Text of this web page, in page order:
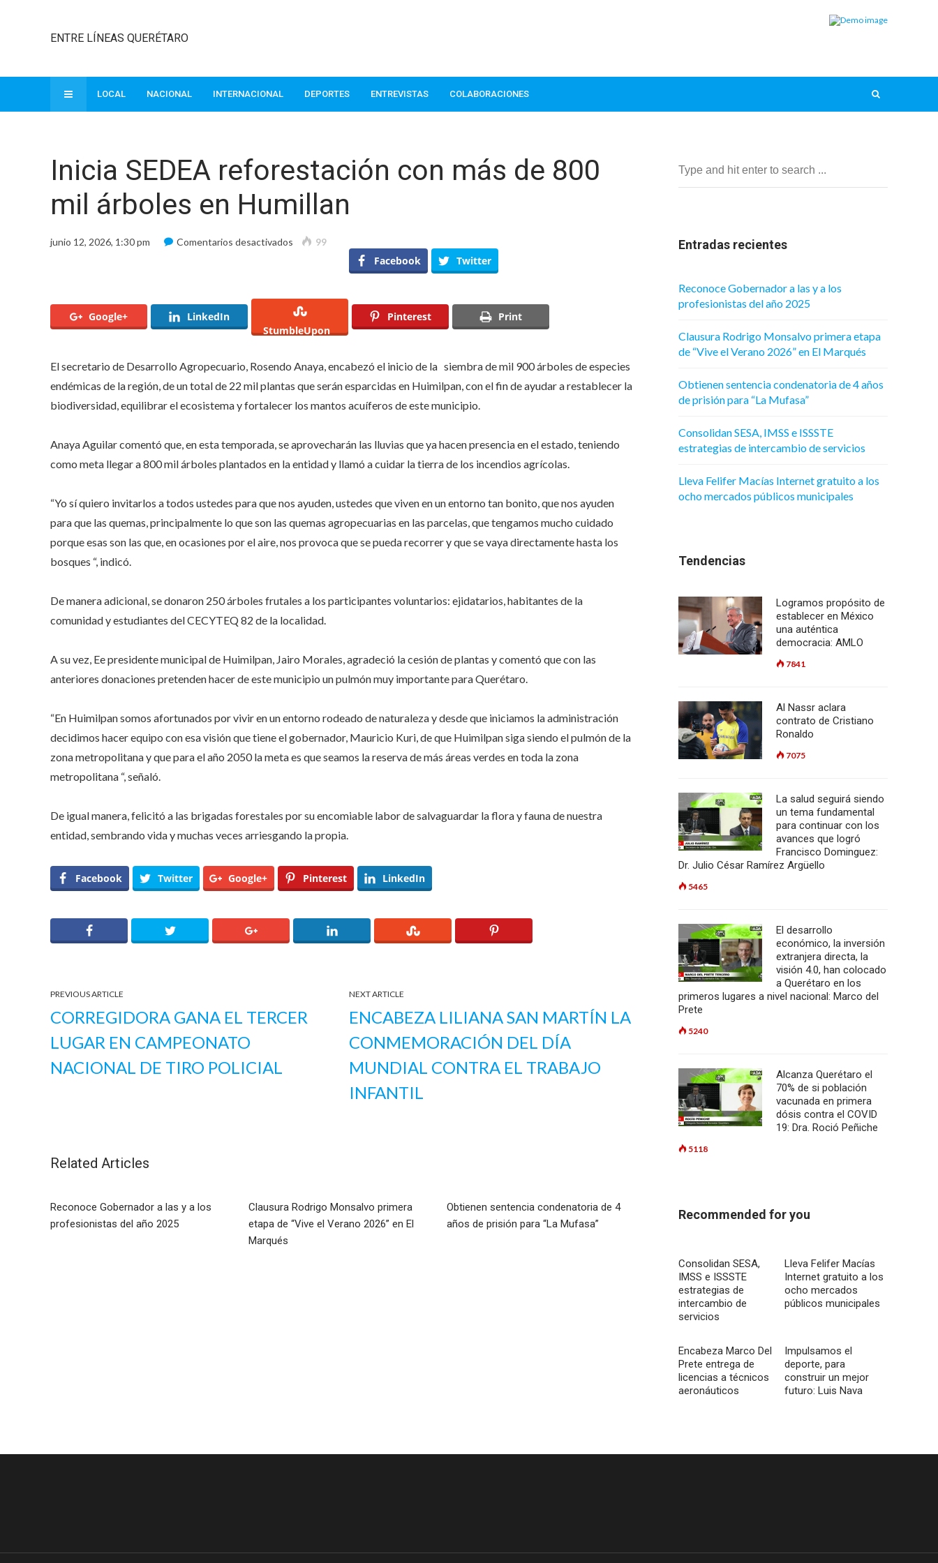
ENTRE LÍNEAS QUERÉTARO
LOCAL NACIONAL INTERNACIONAL DEPORTES ENTREVISTAS COLABORACIONES
Inicia SEDEA reforestación con más de 800
mil árboles en Humillan
junio 12, 2026, 1:30 pm Comentarios desactivados en
reforestación
más
de
800
mil
Humillan
99
Facebook Twitter
Google+
LinkedIn
StumbleUpon
Pinterest Print
El secretario de Desarrollo Agropecuario, Rosendo Anaya, encabezó el inicio de la siembra de mil 900 árboles de especies
endémicas de la región, de un total de 22 mil plantas que serán esparcidas en Huimilpan, con el fin de ayudar a restablecer la
biodiversidad, equilibrar el ecosistema y fortalecer los mantos acuíferos de este municipio.
Anaya Aguilar comentó que, en esta temporada, se aprovecharán las lluvias que ya hacen presencia en el estado, teniendo
como meta llegar a 800 mil árboles plantados en la entidad y llamó a cuidar la tierra de los incendios agrícolas.
“Yo sí quiero invitarlos a todos ustedes para que nos ayuden, ustedes que viven en un entorno tan bonito, que nos ayuden
para que las quemas, principalmente lo que son las quemas agropecuarias en las parcelas, que tengamos mucho cuidado
porque esas son las que, en ocasiones por el aire, nos provoca que se pueda recorrer y que se vaya directamente hasta los
bosques “, indicó.
De manera adicional, se donaron 250 árboles frutales a los participantes voluntarios: ejidatarios, habitantes de la
comunidad y estudiantes del CECYTEQ 82 de la localidad.
A su vez, Ee presidente municipal de Huimilpan, Jairo Morales, agradeció la cesión de plantas y comentó que con las
anteriores donaciones pretenden hacer de este municipio un pulmón muy importante para Querétaro.
“En Huimilpan somos afortunados por vivir en un entorno rodeado de naturaleza y desde que iniciamos la administración
decidimos hacer equipo con esa visión que tiene el gobernador, Mauricio Kuri, de que Huimilpan siga siendo el pulmón de la
zona metropolitana y que para el año 2050 la meta es que seamos la reserva de más áreas verdes en toda la zona
metropolitana “, señaló.
De igual manera, felicitó a las brigadas forestales por su encomiable labor de salvaguardar la flora y fauna de nuestra
entidad, sembrando vida y muchas veces arriesgando la propia.
Facebook Twitter Google+ Pinterest LinkedIn
PREVIOUS ARTICLE
CORREGIDORA GANA EL TERCER
LUGAR EN CAMPEONATO
NACIONAL DE TIRO POLICIAL
NEXT ARTICLE
ENCABEZA LILIANA SAN MARTÍN LA
CONMEMORACIÓN DEL DÍA
MUNDIAL CONTRA EL TRABAJO
INFANTIL
Related Articles
Reconoce Gobernador a las y a los
profesionistas del año 2025
Clausura Rodrigo Monsalvo primera
etapa de “Vive el Verano 2026” en El
Marqués
Obtienen sentencia condenatoria de 4
años de prisión para “La Mufasa”
Entradas recientes
Reconoce Gobernador a las y a los
profesionistas del año 2025
Clausura Rodrigo Monsalvo primera etapa
de “Vive el Verano 2026” en El Marqués
Obtienen sentencia condenatoria de 4 años
de prisión para “La Mufasa”
Consolidan SESA, IMSS e ISSSTE
estrategias de intercambio de servicios
Lleva Felifer Macías Internet gratuito a los
ocho mercados públicos municipales
Tendencias
Logramos propósito de
establecer en México
una auténtica
democracia: AMLO
7841
Al Nassr aclara
contrato de Cristiano
Ronaldo
7075
La salud seguirá siendo
un tema fundamental
para continuar con los
avances que logró
Francisco Dominguez:
Dr. Julio César Ramírez Argüello
5465
El desarrollo
económico, la inversión
extranjera directa, la
visión 4.0, han colocado
a Querétaro en los
primeros lugares a nivel nacional: Marco del
Prete
5240
Alcanza Querétaro el
70% de si población
vacunada en primera
dósis contra el COVID
19: Dra. Roció Peñiche
5118
Recommended for you
Consolidan SESA,
IMSS e ISSSTE
estrategias de
intercambio de
servicios
Lleva Felifer Macías
Internet gratuito a los
ocho mercados
públicos municipales
Encabeza Marco Del
Prete entrega de
licencias a técnicos
aeronáuticos
Impulsamos el
deporte, para
construir un mejor
futuro: Luis Nava